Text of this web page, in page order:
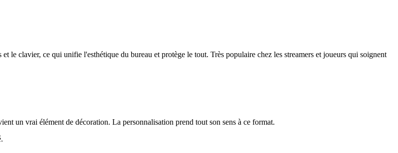
le clavier, ce qui unifie l'esthétique du bureau et protège le tout. Très populaire chez les streamers et joueurs qui soignent
un vrai élément de décoration. La personnalisation prend tout son sens à ce format.